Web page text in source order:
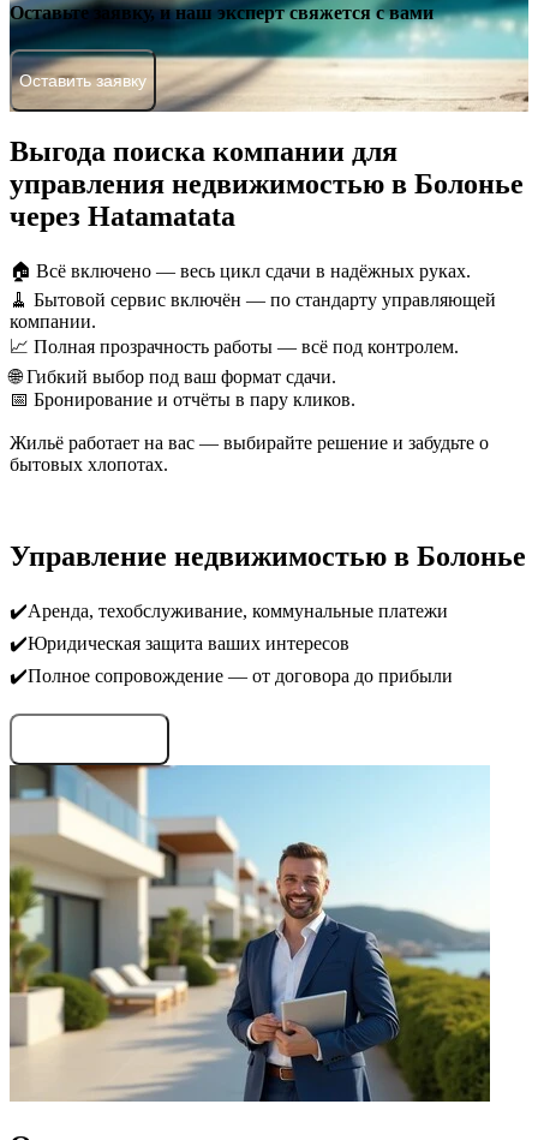
Оставьте заявку, и наш эксперт свяжется с вами
Оставить заявку
Выгода поиска компании для
управления недвижимостью в Болонье
через Hatamatata
🏠 Всё включено — весь цикл сдачи в надёжных руках.
🧹 Бытовой сервис включён — по стандарту управляющей
компании.
📈 Полная прозрачность работы — всё под контролем.
🌐 Гибкий выбор под ваш формат сдачи.
📅 Бронирование и отчёты в пару кликов.
Жильё работает на вас — выбирайте решение и забудьте о
бытовых хлопотах.
Управление недвижимостью в Болонье
✔️Аренда, техобслуживание, коммунальные платежи
✔️Юридическая защита ваших интересов
✔️Полное сопровождение — от договора до прибыли